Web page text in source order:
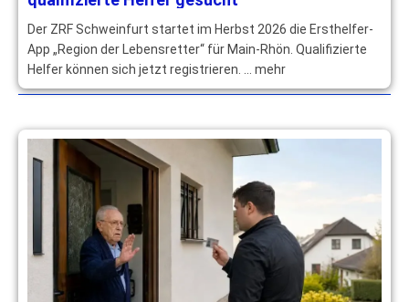
Der ZRF Schweinfurt startet im Herbst 2026 die Ersthelfer-
App „Region der Lebensretter“ für Main-Rhön. Qualifizierte
Helfer können sich jetzt registrieren. … mehr